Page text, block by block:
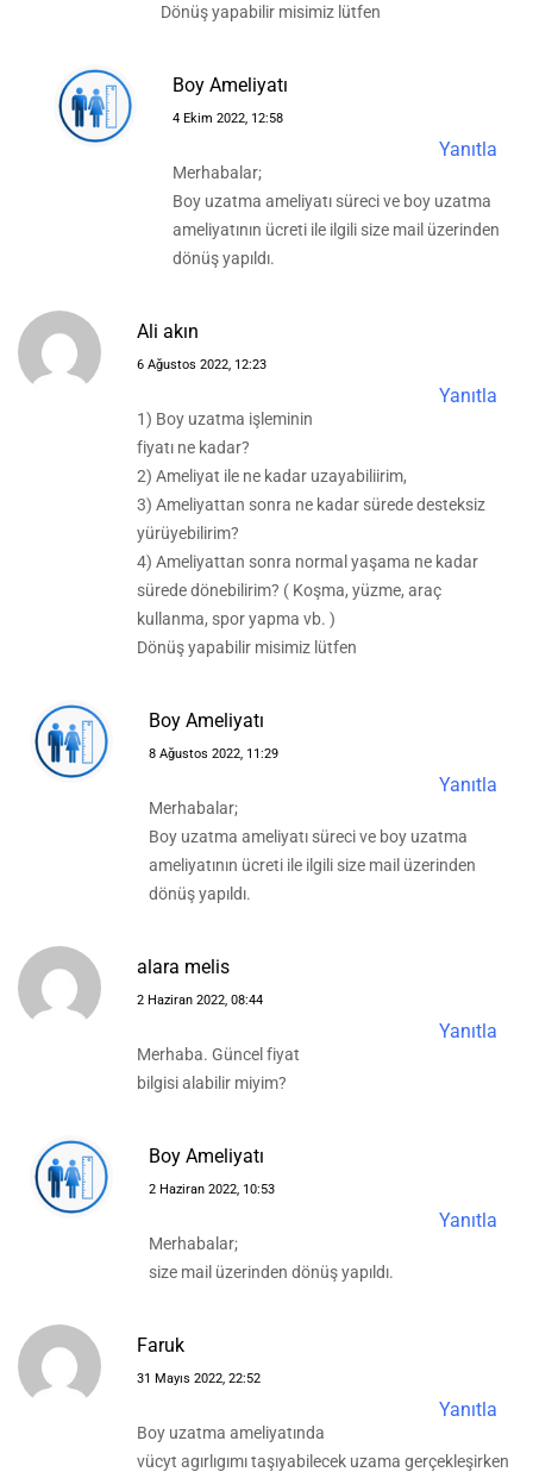
Dönüş yapabilir misimiz lütfen
Boy Ameliyatı
4 Ekim 2022, 12:58
Yanıtla
Merhabalar;
Boy uzatma ameliyatı süreci ve boy uzatma
ameliyatının ücreti ile ilgili size mail üzerinden
dönüş yapıldı.
Ali akın
6 Ağustos 2022, 12:23
Yanıtla
1) Boy uzatma işleminin
fiyatı ne kadar?
2) Ameliyat ile ne kadar uzayabiliirim,
3) Ameliyattan sonra ne kadar sürede desteksiz
yürüyebilirim?
4) Ameliyattan sonra normal yaşama ne kadar
sürede dönebilirim? ( Koşma, yüzme, araç
kullanma, spor yapma vb. )
Dönüş yapabilir misimiz lütfen
Boy Ameliyatı
8 Ağustos 2022, 11:29
Yanıtla
Merhabalar;
Boy uzatma ameliyatı süreci ve boy uzatma
ameliyatının ücreti ile ilgili size mail üzerinden
dönüş yapıldı.
alara melis
2 Haziran 2022, 08:44
Yanıtla
Merhaba. Güncel fiyat
bilgisi alabilir miyim?
Boy Ameliyatı
2 Haziran 2022, 10:53
Yanıtla
Merhabalar;
size mail üzerinden dönüş yapıldı.
Faruk
31 Mayıs 2022, 22:52
Yanıtla
Boy uzatma ameliyatında
vücyt agırlıgımı taşıyabilecek uzama gerçekleşirken